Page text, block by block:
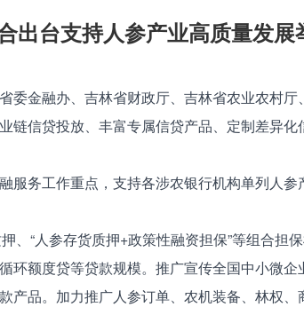
出台支持人参产业高质量发展
金融办、吉林省财政厅、吉林省农业农村
信贷投放、丰富专属信贷产品、定制差异
务工作重点，支持各涉农银行机构单列人
、“人参存货质押+政策性融资担保”等组合担
额度贷等贷款规模。推广宣传全国中小微企
品。加力推广人参订单、农机装备、林权